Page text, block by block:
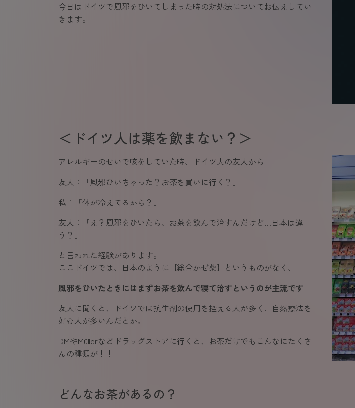
今日はドイツで風邪をひいてしまった時の対処法についてお伝えしてい
きます。
＜ドイツ人は薬を飲まない？＞
アレルギーのせいで咳をしていた時、ドイツ人の友人から
友人：「風邪ひいちゃった？お茶を買いに行く？」
私：「体が冷えてるから？」
友人：「え？風邪をひいたら、お茶を飲んで治すんだけど…日本は違
う？」
と言われた経験があります。
ここドイツでは、日本のように【総合かぜ薬】というものがなく、
風邪をひいたときにはまずお茶を飲んで寝て治すというのが主流です
友人に聞くと、ドイツでは抗生剤の使用を控える人が多く、自然療法を
好む人が多いんだとか。
DMやMüllerなどドラッグストアに行くと、お茶だけでもこんなにたくさ
んの種類が！！
どんなお茶があるの？